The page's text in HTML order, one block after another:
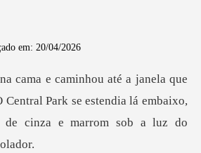
em: 20/04/2026
Central Park se estendia lá embaixo,